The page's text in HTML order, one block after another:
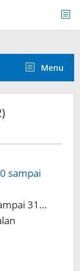
Menu
sampai
31…